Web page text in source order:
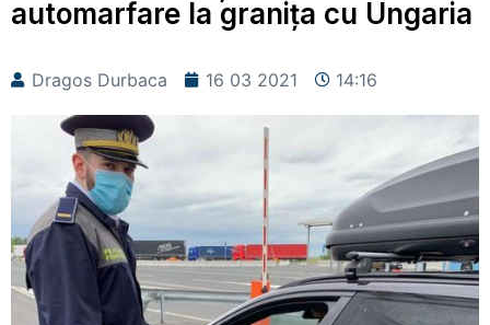
automarfare la granița cu Ungaria
Dragos Durbaca 16 03 2021 14:16